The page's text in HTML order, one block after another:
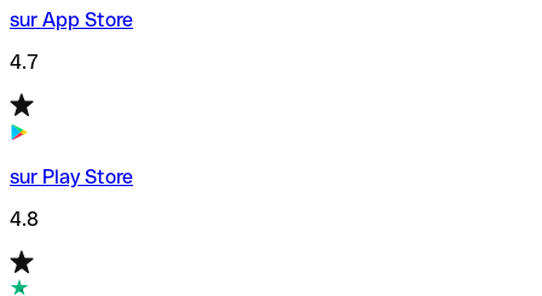
sur App Store
4.7
sur Play Store
4.8